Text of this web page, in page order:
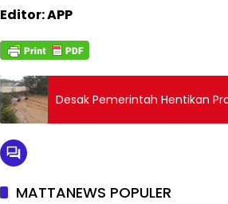
Editor: APP
Desak Pemerintah Hentikan
MATTANEWS POPULER